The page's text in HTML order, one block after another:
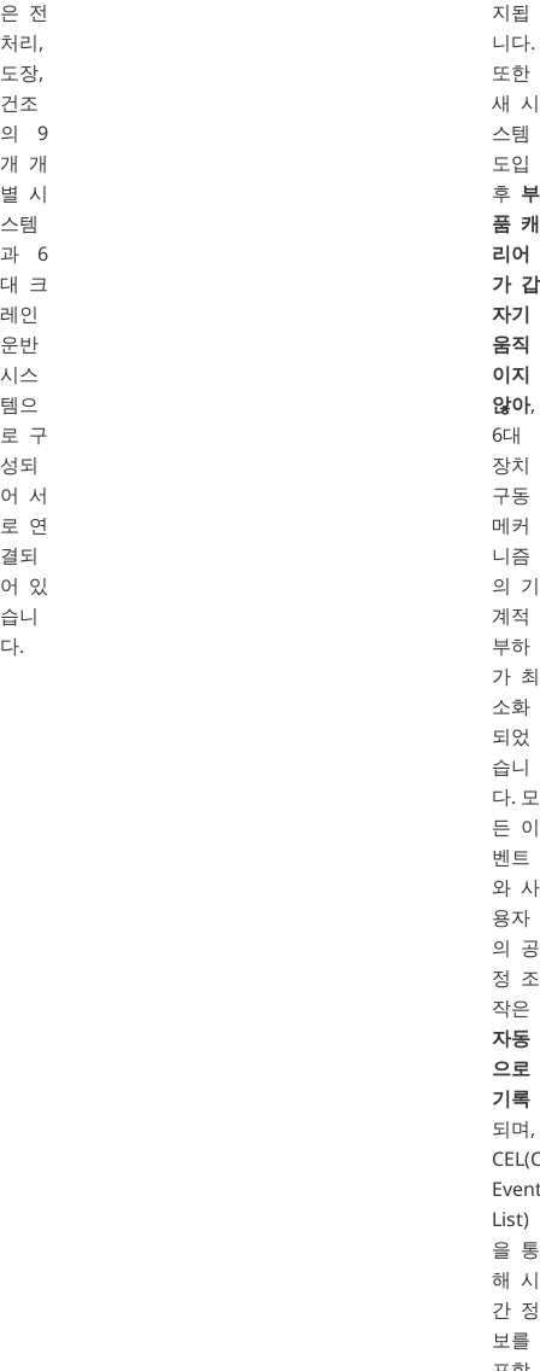
은 전
처리,
도장,
건조
의 9
개 개
별 시
스템
과 6
대 크
레인
운반
시스
템으
로 구
성되
어 서
로 연
결되
어 있
습니
다.
지됩
니다.
또한
새 시
스템
도입
후 부
품 캐
리어
가 갑
자기
움직
이지
않아,
6대
장치
구동
메커
니즘
의 기
계적
부하
가 최
소화
되었
습니
다. 모
든 이
벤트
와 사
용자
의 공
정 조
작은
자동
으로
기록
되며,
List)
을 통
해 시
간 정
보를